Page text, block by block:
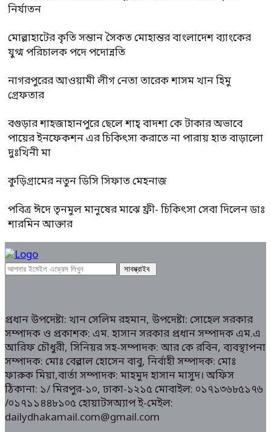
নির্যাতন
মোল্লাহাটের কৃতি সন্তান সৈকত মোহান্তর বাংলাদেশ ব্যাংকের
যুগ্ম পরিচালক পদে পদোন্নতি
নাগরপুরের আওয়ামী লীগ নেতা তারেক শাসম খান হিমু
গ্রেফতার
বগুড়ার শাহজাহানপুরে ছেলে শাহ্ বাদশা কে টাকার অভাবে
পায়ের ইনফেকশন এর চিকিৎসা করাতে না পারায় হাত বাড়ালো
দুঃখিনী মা
কুড়িগ্রামের নতুন ডিসি সিফাত মেহনাজ
পবিত্র ঈদে তৃনমুল মানুষের মাঝে ফ্রী- চিকিৎসা সেবা দিলেন ডাঃ
শারমিন আক্তার
প্রধান উপদেষ্টা: খান সেলিম রহমান, উপদেষ্টা: সোহেল সরকার
সম্পাদক ও প্রকাশক: এম. হাসান সরকার প্রধান সম্পাদক এম.এ
আরিফ চৌধুরী, সিনিয়র সহ-সম্পাদক: আর কে রবিন, ব্যবস্থাপনা
সম্পাদক: মোঃ বেল্লাল হোসেন বাবু, নির্বাহী সম্পাদক: মোঃ
ফারুক মিয়া,বার্তা সম্পাদক: মাহমুদ হাসান মাসুদ। অফিস
ঠিকানা: ১/ মিরপুর-১০, ঢাকা-১২১৫ মোবাইল: ০১৭১৩৬৮৫১৭৬
/০১৭১১৪৪৮১০৫ হোয়াটসঅ্যাপ ই-মেইল:
dailydhakamail.com@gmail.com